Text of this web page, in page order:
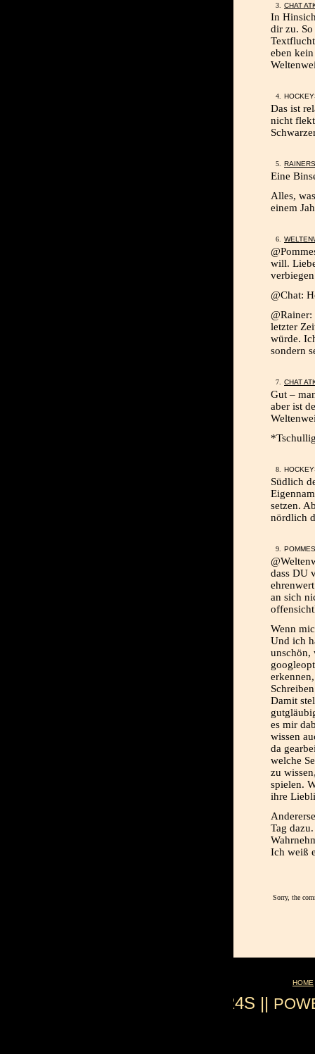
CHAT
In
dir zu. So
eben
Das ist
nicht
Eine
Alles,
einem
will.
@Chat:
letzter
würde.
sondern
CHAT
Gut –
aber ist
Südlich
setzen.
nördlich
dass DU
an sich
Wenn
Und ich
unschön,
Damit
es mir
wissen
da
welche
zu
spielen.
ihre
Tag
Ich weiß
Sorry, the
HOME
0.024S ||